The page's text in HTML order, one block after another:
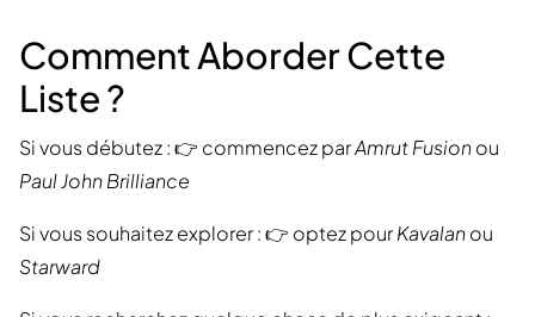
Comment Aborder Cette
Liste ?
Si vous débutez : 👉 commencez parAmrut Fusionou
Paul John Brilliance
Si vous souhaitez explorer : 👉 optez pourKavalanou
Starward